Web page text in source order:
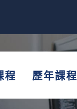
程 歷年課程